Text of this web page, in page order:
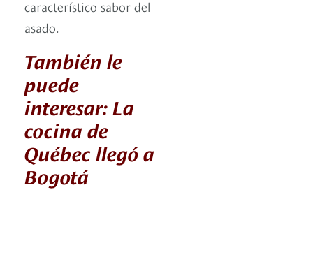
característico sabor del
asado.
También le
puede
interesar: La
cocina de
Québec llegó a
Bogotá